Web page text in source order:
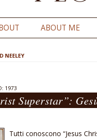
ABOUT ME
NEELEY
1973
Superstar”:
Tutti conoscono “Jesus